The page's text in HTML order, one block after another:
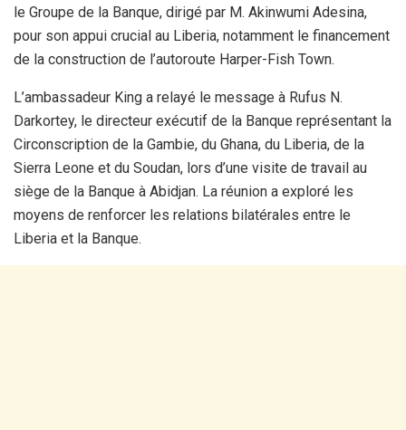
le Groupe de la Banque, dirigé par M. Akinwumi Adesina,
pour son appui crucial au Liberia, notamment le financement
de la construction de l’autoroute Harper-Fish Town.
L’ambassadeur King a relayé le message à Rufus N.
Darkortey, le directeur exécutif de la Banque représentant la
Circonscription de la Gambie, du Ghana, du Liberia, de la
Sierra Leone et du Soudan, lors d’une visite de travail au
siège de la Banque à Abidjan. La réunion a exploré les
moyens de renforcer les relations bilatérales entre le
Liberia et la Banque.